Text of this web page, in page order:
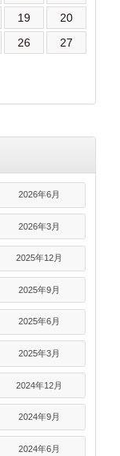
19
20
26
27
2026年6月
2026年3月
2025年12月
2025年9月
2025年6月
2025年3月
2024年12月
2024年9月
2024年6月